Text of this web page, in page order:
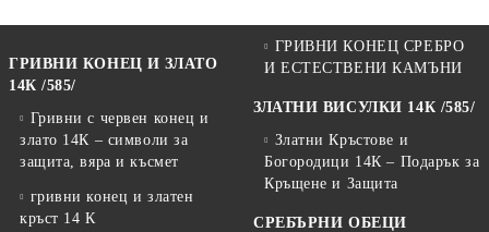
ГРИВНИ КОНЕЦ И ЗЛАТО
14К /585/
Гривни с червен конец и
злато 14К – символи за
защита, вяра и късмет
гривни конец и златен
кръст 14 К
ГРИВНИ КОНЕЦ СРЕБРО
И ЕСТЕСТВЕНИ КАМЪНИ
ЗЛАТНИ ВИСУЛКИ 14К /585/
Златни Кръстове и
Богородици 14К – Подарък за
Кръщене и Защита
СРЕБЪРНИ ОБЕЦИ